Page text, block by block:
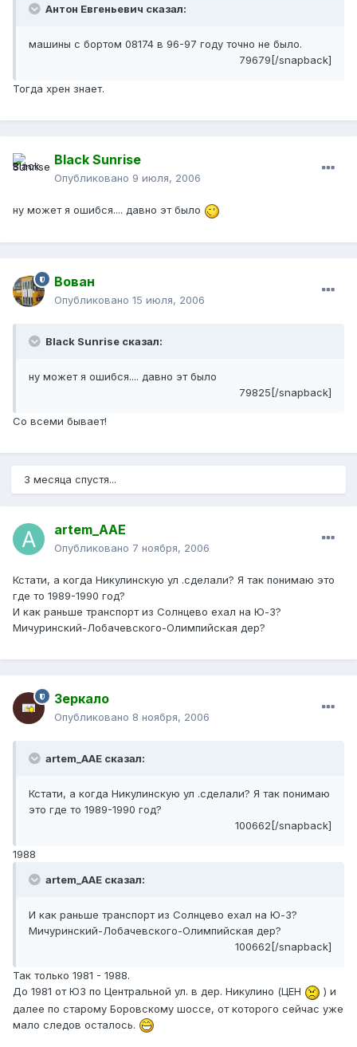
Антон Евгеньевич сказал:
машины с бортом 08174 в 96-97 году точно не было.
79679[/snapback]
Тогда хрен знает.
Black Sunrise
Опубликовано 9 июля, 2006
ну может я ошибся.... давно эт было
Вован
Опубликовано 15 июля, 2006
Black Sunrise сказал:
ну может я ошибся.... давно эт было
79825[/snapback]
Со всеми бывает!
3 месяца спустя...
artem_AAE
Опубликовано 7 ноября, 2006
Кстати, а когда Никулинскую ул .сделали? Я так понимаю это
где то 1989-1990 год?
И как раньше транспорт из Солнцево ехал на Ю-З?
Мичуринский-Лобачевского-Олимпийская дер?
Зеркало
Опубликовано 8 ноября, 2006
artem_AAE сказал:
Кстати, а когда Никулинскую ул .сделали? Я так понимаю
это где то 1989-1990 год?
100662[/snapback]
1988
artem_AAE сказал:
И как раньше транспорт из Солнцево ехал на Ю-З?
Мичуринский-Лобачевского-Олимпийская дер?
100662[/snapback]
Так только 1981 - 1988.
До 1981 от ЮЗ по Центральной ул. в дер. Никулино (ЦЕН
) и
далее по старому Боровскому шоссе, от которого сейчас уже
мало следов осталось.